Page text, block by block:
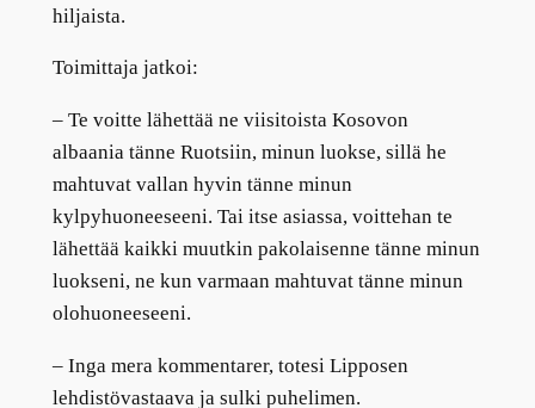
hiljaista.
Toimittaja jatkoi:
– Te voitte lähettää ne viisitoista Kosovon
albaania tänne Ruotsiin, minun luokse, sillä he
mahtuvat vallan hyvin tänne minun
kylpyhuoneeseeni. Tai itse asiassa, voittehan te
lähettää kaikki muutkin pakolaisenne tänne minun
luokseni, ne kun varmaan mahtuvat tänne minun
olohuoneeseeni.
– Inga mera kommentarer, totesi Lipposen
lehdistövastaava ja sulki puhelimen.